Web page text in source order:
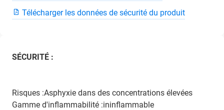
Télécharger les données de sécurité du produit
SÉCURITÉ :
Risques :Asphyxie dans des concentrations élevées
Gamme d'inflammabilité :ininflammable